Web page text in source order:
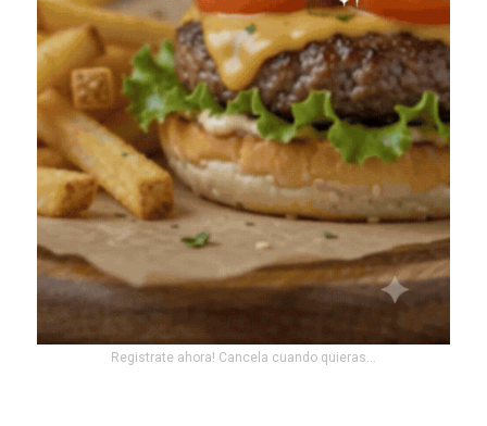
Registrate ahora! Cancela cuando quieras...